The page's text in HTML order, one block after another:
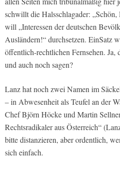
schwillt die Halsschlagader:
will „Interessen der deutschen
Ausländern!“ durchsetzen. EinSatz
öffentlich-rechtlichen Fernsehen. Ja,
und auch noch sagen?
Lanz hat noch zwei Namen im
– in Abwesenheit als Teufel an der
Chef Björn Höcke und Martin
Rechtsradikaler aus Österreich“
bitte distanzieren, aber ordentlich,
sich einfach.